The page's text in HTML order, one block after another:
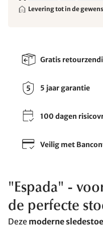
Levering tot in de
Gratis
5 jaar garantie
100 dagen
Veilig met
"Espada" -
de perfecte
Deze moderne sledestoel